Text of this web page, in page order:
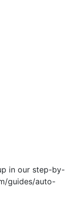
in our step-by-
guides/auto-